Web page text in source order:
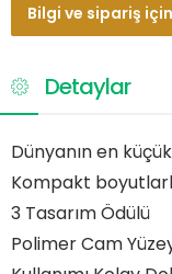
Bilgi ve sipariş
Detaylar
Dünyanın en
Kompakt
3 Tasarım Ödülü
Polimer Cam